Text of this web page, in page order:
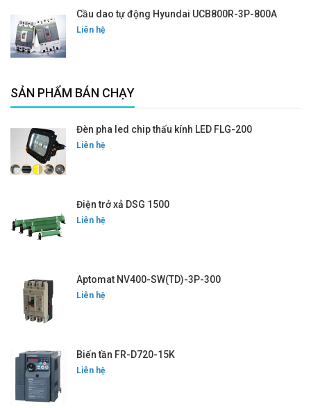
Cầu dao tự động Hyundai UCB800R-3P-800A
Liên hệ
SẢN PHẨM BÁN CHẠY
Đèn pha led chip thấu kính LED FLG-200
Liên hệ
Điện trở xả DSG 1500
Liên hệ
Aptomat NV400-SW(TD)-3P-300
Liên hệ
Biến tần FR-D720-15K
Liên hệ